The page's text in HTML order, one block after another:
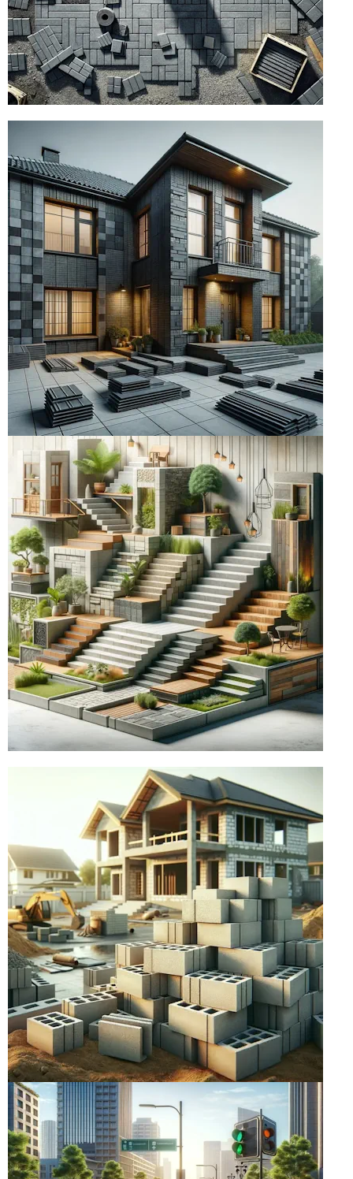
УКЛАДКА
ТРОТУАРНОЙ
ПЛИТКИ
качественная укладка тротуарной
плитки
ФАСАДНАЯ и
ОБЛИЦОВОЧНАЯ
ПЛИТКА
наша плитка - выбор дизайнеров
СТУПЕНИ
клинкерные и бетонные ступени
прямые и с капиносом
БЛОКИ
блоки для заборов, строительные,